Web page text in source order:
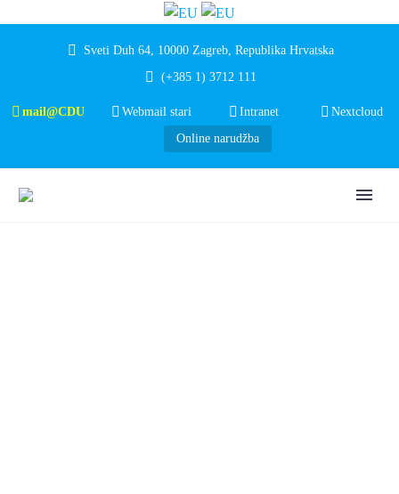
Sveti Duh 64, 10000 Zagreb, Republika Hrvatska
(+385 1) 3712 111
mail@CDU Webmail stari Intranet
Nextcloud
Online narudžba